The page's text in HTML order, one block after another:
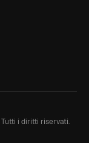
Tutti i diritti riservati.